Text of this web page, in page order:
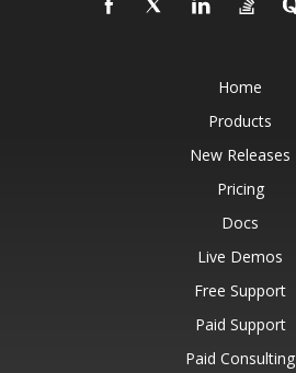
Home
Products
New Releases
Pricing
Docs
Live Demos
Free Support
Paid Support
Paid Consulting